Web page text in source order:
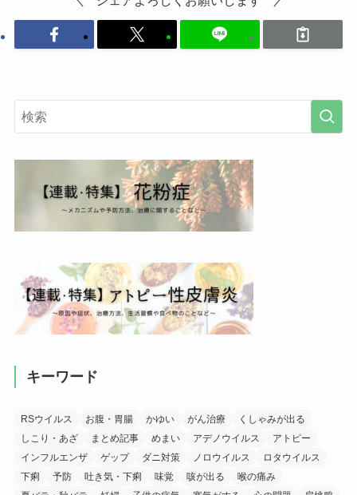
キーワード
RSウイルス お腹・胃腸 かゆい がん治療
くしゃみが出る
しこり・あざ
まとめ記事 めまい アデノウイルス
アトピー
インフルエンザ
ゲップ ダニ対策 ノロウイルス
ロタウイルス
下痢
予防 吐き気・下痢 味覚 咳が出る
喉の痛み